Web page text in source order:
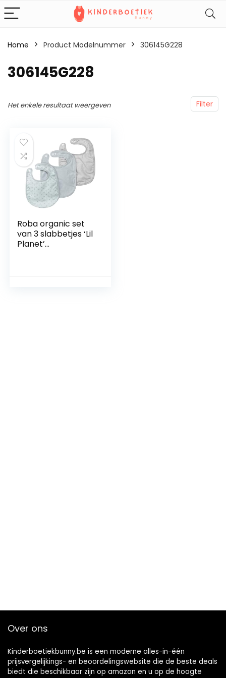
Home Product Modelnummer ‎306145G228
‎306145G228
Filter
Het enkele resultaat weergeven
Roba organic set
van 3 slabbetjes ‘Lil
Planet’
Over ons
Kinderboetiekbunny.be is een moderne alles-in-één
prijsvergelijkings- en beoordelingswebsite die de beste deals
biedt die beschikbaar zijn op amazon en u op de hoogte